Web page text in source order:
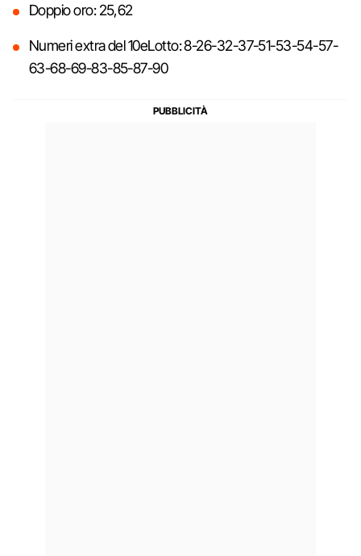
Doppio oro: 25,62
Numeri extra del 10eLotto: 8-26-32-37-51-53-54-57-
63-68-69-83-85-87-90